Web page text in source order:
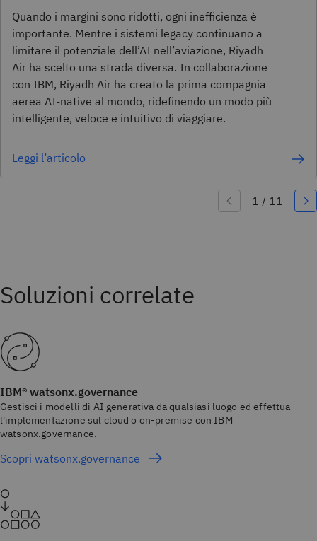
Quando i margini sono ridotti, ogni inefficienza è
importante. Mentre i sistemi legacy continuano a
limitare il potenziale dell’AI nell’aviazione, Riyadh
Air ha scelto una strada diversa. In collaborazione
con IBM, Riyadh Air ha creato la prima compagnia
aerea AI-native al mondo, ridefinendo un modo più
intelligente, veloce e intuitivo di viaggiare.
Leggi l’articolo
IBM® watsonx.governance
Gestisci i modelli di AI generativa da qualsiasi luogo ed effettua
l'implementazione sul cloud o on-premise con IBM
watsonx.governance.
Scopri watsonx.governance